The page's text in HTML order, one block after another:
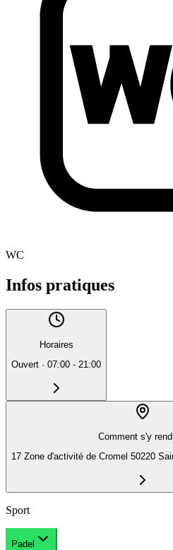
WC
Infos pratiques
Horaires
Ouvert · 07:00 - 21:00
Comment s'y
17 Zone d'activité de Cromel 50220
Sport
Padel